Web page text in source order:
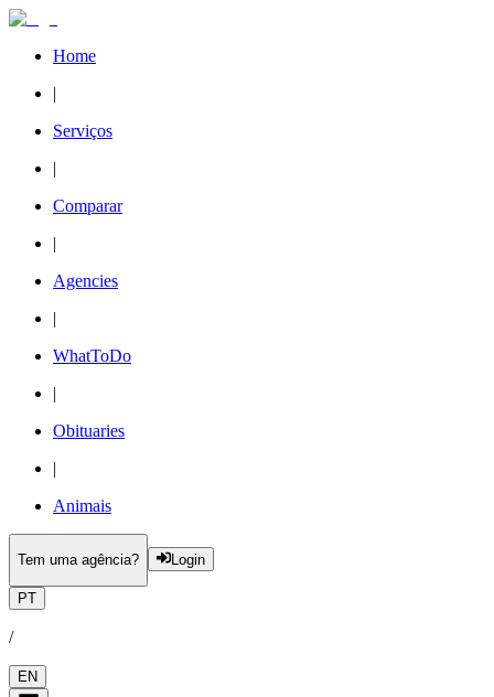
Home
|
Serviços
|
Comparar
|
Agencies
|
WhatToDo
|
Obituaries
|
Animais
Tem uma agência? Login
PT
/
EN